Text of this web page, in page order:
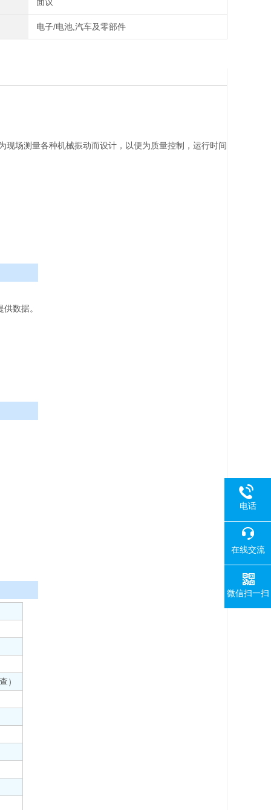
电子/电池,汽车及零部件
场测量各种机械振动而设计，以便为质量控制，运行时间
数据。
）
电话
在线交流
微信扫一扫